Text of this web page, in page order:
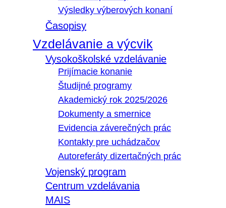
Výsledky výberových konaní
Časopisy
Vzdelávanie a výcvik
Vysokoškolské vzdelávanie
Prijímacie konanie
Študijné programy
Akademický rok 2025/2026
Dokumenty a smernice
Evidencia záverečných prác
Kontakty pre uchádzačov
Autoreferáty dizertačných prác
Vojenský program
Centrum vzdelávania
MAIS